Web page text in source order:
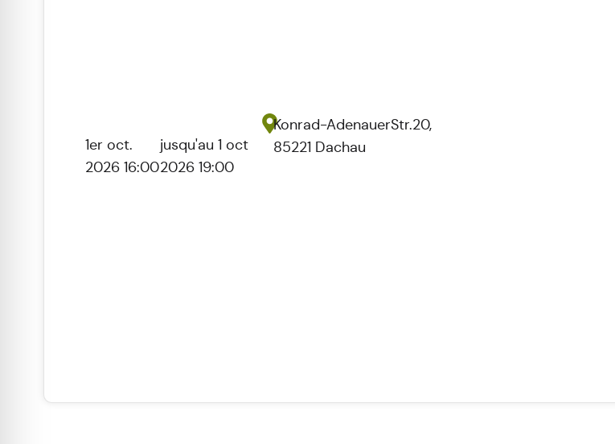
1er oct.
2026 16:00
jusqu'au 1 oct
2026 19:00
Konrad-AdenauerStr.20,
85221 Dachau